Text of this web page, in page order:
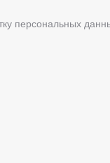
персональных